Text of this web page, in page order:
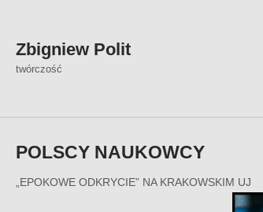
contentZbigniew Polit
twórczość
POLSCY NAUKOWCY
„EPOKOWE ODKRYCIE” NA KRAKOWSKIM UJ